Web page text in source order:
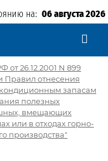
на: 06 августа 2026
от 26.12.2001 N 899
Правил отнесения
запасам
полезных
вмещающих
или в отходах горно-
производства"